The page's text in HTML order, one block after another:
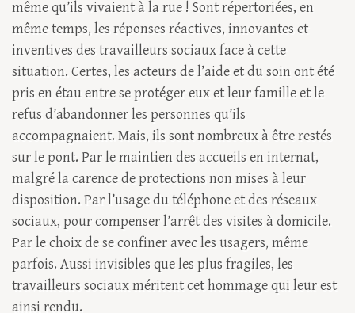
même qu’ils vivaient à la rue ! Sont répertoriées, en
même temps, les réponses réactives, innovantes et
inventives des travailleurs sociaux face à cette
situation. Certes, les acteurs de l’aide et du soin ont été
pris en étau entre se protéger eux et leur famille et le
refus d’abandonner les personnes qu’ils
accompagnaient. Mais, ils sont nombreux à être restés
sur le pont. Par le maintien des accueils en internat,
malgré la carence de protections non mises à leur
disposition. Par l’usage du téléphone et des réseaux
sociaux, pour compenser l’arrêt des visites à domicile.
Par le choix de se confiner avec les usagers, même
parfois. Aussi invisibles que les plus fragiles, les
travailleurs sociaux méritent cet hommage qui leur est
ainsi rendu.